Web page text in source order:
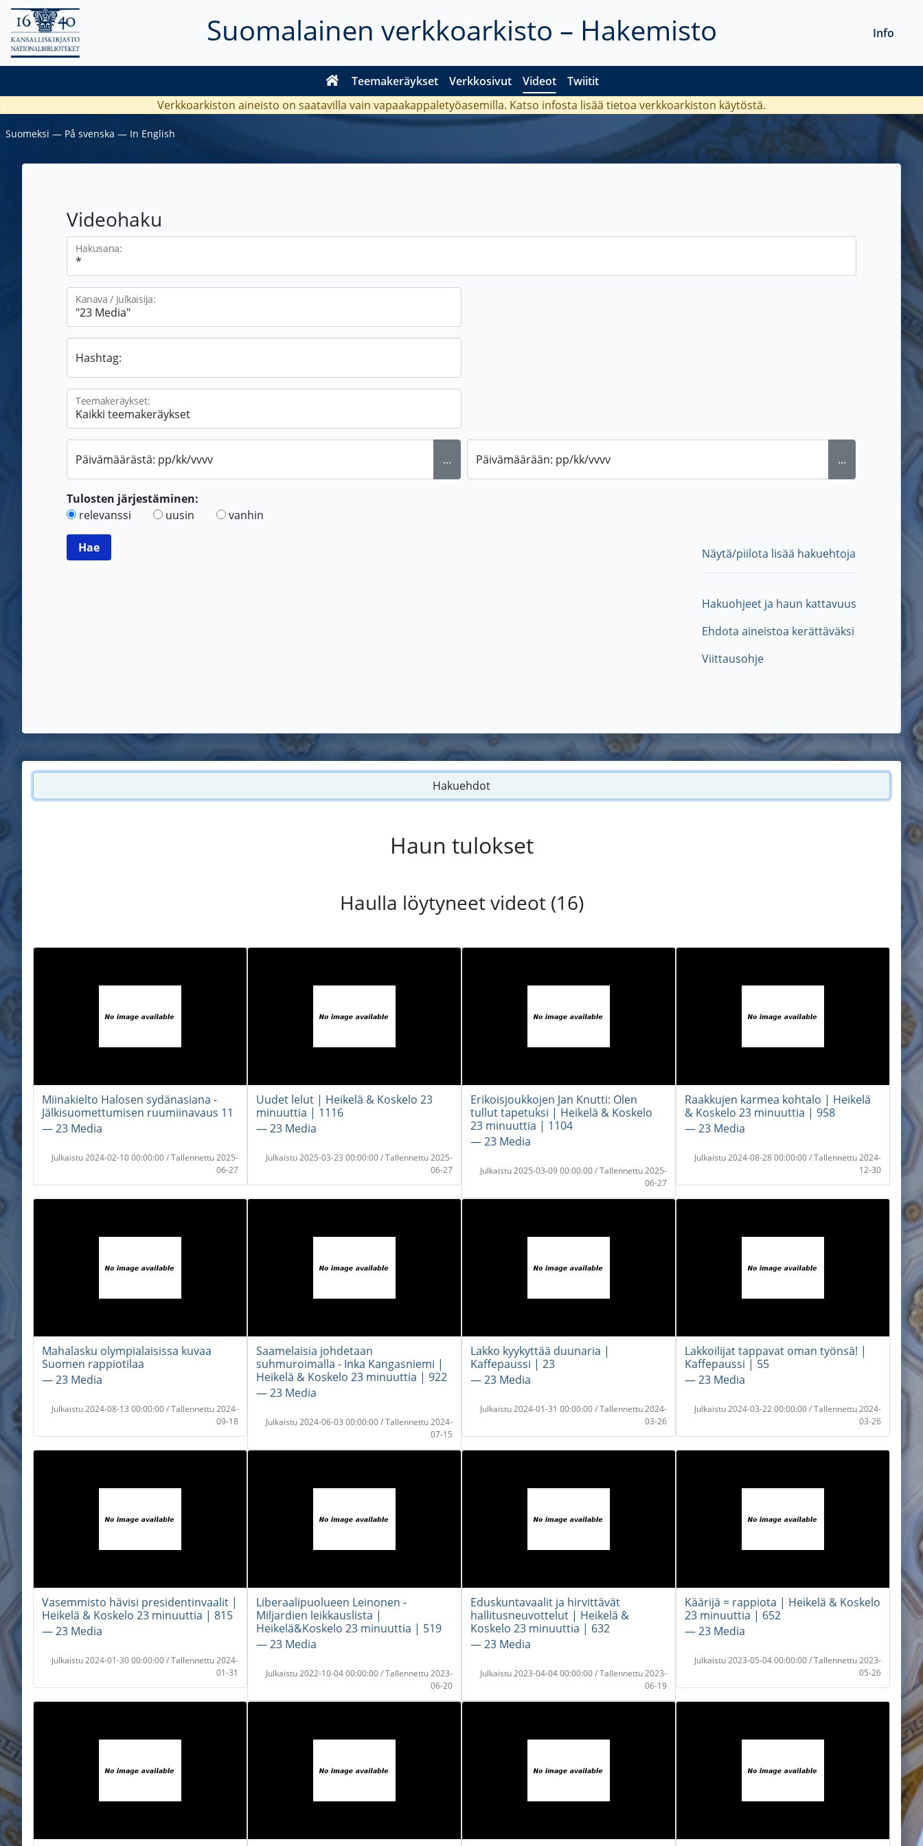
Suomalainen verkkoarkisto – Hakemisto
Teemakeräykset Verkkosivut Videot Twiitit
Info
Verkkoarkiston aineisto on saatavilla vain vapaakappaletyöasemilla. Katso infosta lisää tietoa verkkoarkiston käytöstä.
Suomeksi ― På svenska ― In English
Videohaku
Hakusana:
Kanava / julkaisija:
Hashtag:
Teemakeräykset:
Päivämäärästä: pp/kk/vvvv ... Päivämäärään: pp/kk/vvvv ...
Tulosten järjestäminen:
relevanssi
uusin vanhin
Näytä/piilota lisää hakuehtoja
Hakuohjeet ja haun kattavuus
Ehdota aineistoa kerättäväksi
Viittausohje
Hakuehdot
Haun tulokset
Haulla löytyneet videot (16)
Miinakielto Halosen sydänasiana -
Jälkisuomettumisen ruumiinavaus 11
― 23 Media
Julkaistu 2024-02-10 00:00:00 / Tallennettu 2025-
06-27
Uudet lelut | Heikelä & Koskelo 23
minuuttia | 1116
― 23 Media
Julkaistu 2025-03-23 00:00:00 / Tallennettu 2025-
06-27
Erikoisjoukkojen Jan Knutti: Olen
tullut tapetuksi | Heikelä & Koskelo
23 minuuttia | 1104
― 23 Media
Julkaistu 2025-03-09 00:00:00 / Tallennettu 2025-
06-27
Raakkujen karmea kohtalo | Heikelä
& Koskelo 23 minuuttia | 958
― 23 Media
Julkaistu 2024-08-28 00:00:00 / Tallennettu 2024-
12-30
Mahalasku olympialaisissa kuvaa
Suomen rappiotilaa
― 23 Media
Julkaistu 2024-08-13 00:00:00 / Tallennettu 2024-
09-18
Saamelaisia johdetaan
suhmuroimalla - Inka Kangasniemi |
Heikelä & Koskelo 23 minuuttia | 922
― 23 Media
Julkaistu 2024-06-03 00:00:00 / Tallennettu 2024-
07-15
Lakko kyykyttää duunaria |
Kaffepaussi | 23
― 23 Media
Julkaistu 2024-01-31 00:00:00 / Tallennettu 2024-
03-26
Lakkoilijat tappavat oman työnsä! |
Kaffepaussi | 55
― 23 Media
Julkaistu 2024-03-22 00:00:00 / Tallennettu 2024-
03-26
Vasemmisto hävisi presidentinvaalit |
Heikelä & Koskelo 23 minuuttia | 815
― 23 Media
Julkaistu 2024-01-30 00:00:00 / Tallennettu 2024-
01-31
Liberaalipuolueen Leinonen -
Miljardien leikkauslista |
Heikelä&Koskelo 23 minuuttia | 519
― 23 Media
Julkaistu 2022-10-04 00:00:00 / Tallennettu 2023-
06-20
Eduskuntavaalit ja hirvittävät
hallitusneuvottelut | Heikelä &
Koskelo 23 minuuttia | 632
― 23 Media
Julkaistu 2023-04-04 00:00:00 / Tallennettu 2023-
06-19
Käärijä = rappiota | Heikelä & Koskelo
23 minuuttia | 652
― 23 Media
Julkaistu 2023-05-04 00:00:00 / Tallennettu 2023-
05-26